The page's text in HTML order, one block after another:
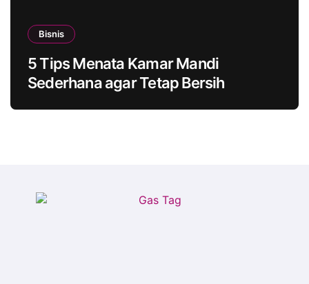
Bisnis
5 Tips Menata Kamar Mandi
Sederhana agar Tetap Bersih